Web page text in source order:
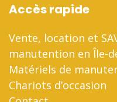
Accès rapide
Vente, location et
manutention en Île-
Matériels de
Chariots d’occasion